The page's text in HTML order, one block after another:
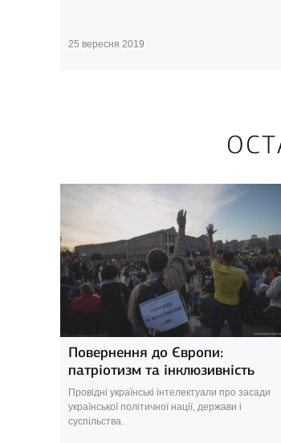
25 вересня 2019
Повернення до Європи:
патріотизм та інклюзивність
Провідні українські інтелектуали про засади
української політичної нації, держави і
суспільства.